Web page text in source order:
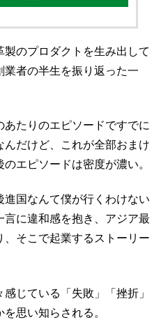
のプロダクトを生み出して
者の半生を振り返った一
たりのエピソードですでに
だけど、これが全部おまけ
エピソードは密度が濃い。
国なんて僕が行くわけない
言に違和感を抱き、アジア最
そこで起業するストーリー
じている「失敗」「挫折」
思い知らされる。